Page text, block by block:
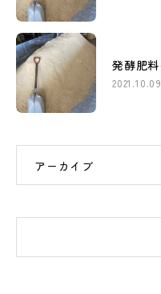
発酵肥
2021.10.09
アーカイブ